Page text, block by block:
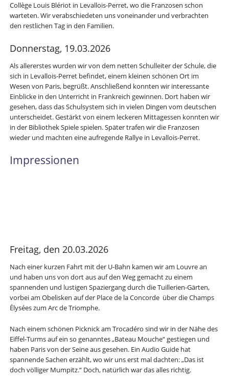
Collège Louis Blériot in Levallois-Perret, wo die Franzosen schon
warteten. Wir verabschiedeten uns voneinander und verbrachten
den restlichen Tag in den Familien.
Donnerstag, 19.03.2026
Als allererstes wurden wir von dem netten Schulleiter der Schule, die
sich in Levallois-Perret befindet, einem kleinen schönen Ort im
Wesen von Paris, begrüßt. Anschließend konnten wir interessante
Einblicke in den Unterricht in Frankreich gewinnen. Dort haben wir
gesehen, dass das Schulsystem sich in vielen Dingen vom deutschen
unterscheidet. Gestärkt von einem leckeren Mittagessen konnten wir
in der Bibliothek Spiele spielen. Später trafen wir die Franzosen
wieder und machten eine aufregende Rallye in Levallois-Perret.
Impressionen
Freitag, den 20.03.2026
Nach einer kurzen Fahrt mit der U-Bahn kamen wir am Louvre an
und haben uns von dort aus auf den Weg gemacht zu einem
spannenden und lustigen Spaziergang durch die Tuillerien-Gärten,
vorbei am Obelisken auf der Place de la Concorde über die Champs
Élysées zum Arc de Triomphe.
Nach einem schönen Picknick am Trocadéro sind wir in der Nähe des
Eiffel-Turms auf ein so genanntes „Bateau Mouche“ gestiegen und
haben Paris von der Seine aus gesehen. Ein Audio Guide hat
spannende Sachen erzählt, wo wir uns erst mal dachten: „Das ist
doch völliger Mumpitz.“ Doch, natürlich war das alles richtig.